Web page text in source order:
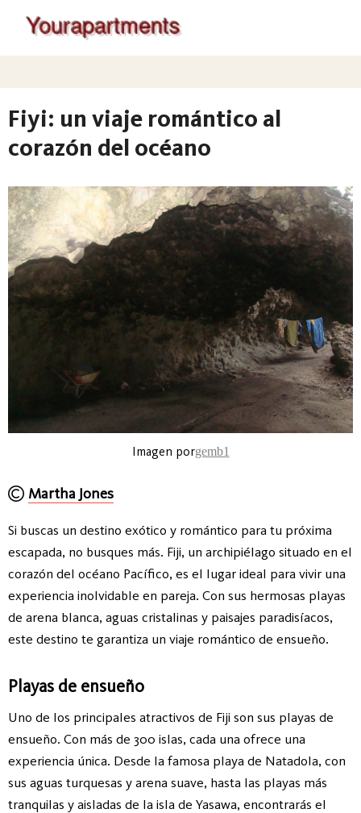
Fiyi: un viaje romántico al
corazón del océano
Imagen porgemb1
Martha Jones
Si buscas un destino exótico y romántico para tu próxima
escapada, no busques más. Fiji, un archipiélago situado en el
corazón del océano Pacífico, es el lugar ideal para vivir una
experiencia inolvidable en pareja. Con sus hermosas playas
de arena blanca, aguas cristalinas y paisajes paradisíacos,
este destino te garantiza un viaje romántico de ensueño.
Playas de ensueño
Uno de los principales atractivos de Fiji son sus playas de
ensueño. Con más de 300 islas, cada una ofrece una
experiencia única. Desde la famosa playa de Natadola, con
sus aguas turquesas y arena suave, hasta las playas más
tranquilas y aisladas de la isla de Yasawa, encontrarás el